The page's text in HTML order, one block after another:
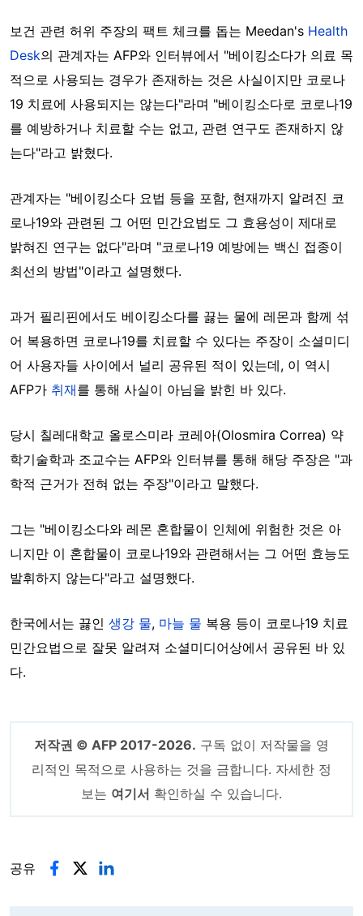
보건 관련 허위 주장의 팩트 체크를 돕는 Meedan's Health
Desk의 관계자는 AFP와 인터뷰에서 "베이킹소다가 의료 목
적으로 사용되는 경우가 존재하는 것은 사실이지만 코로나
19 치료에 사용되지는 않는다"라며 "베이킹소다로 코로나19
를 예방하거나 치료할 수는 없고, 관련 연구도 존재하지 않
는다"라고 밝혔다.
관계자는 "베이킹소다 요법 등을 포함, 현재까지 알려진 코
로나19와 관련된 그 어떤 민간요법도 그 효용성이 제대로
밝혀진 연구는 없다"라며 "코로나19 예방에는 백신 접종이
최선의 방법"이라고 설명했다.
과거 필리핀에서도 베이킹소다를 끓는 물에 레몬과 함께 섞
어 복용하면 코로나19를 치료할 수 있다는 주장이 소셜미디
어 사용자들 사이에서 널리 공유된 적이 있는데, 이 역시
AFP가 취재를 통해 사실이 아님을 밝힌 바 있다.
당시 칠레대학교 올로스미라 코레아(Olosmira Correa) 약
학기술학과 조교수는 AFP와 인터뷰를 통해 해당 주장은 "과
학적 근거가 전혀 없는 주장"이라고 말했다.
그는 "베이킹소다와 레몬 혼합물이 인체에 위험한 것은 아
니지만 이 혼합물이 코로나19와 관련해서는 그 어떤 효능도
발휘하지 않는다"라고 설명했다.
한국에서는 끓인 생강 물, 마늘 물 복용 등이 코로나19 치료
민간요법으로 잘못 알려져 소셜미디어상에서 공유된 바 있
다.
저작권 © AFP 2017-2026. 구독 없이 저작물을 영
리적인 목적으로 사용하는 것을 금합니다. 자세한 정
보는 여기서 확인하실 수 있습니다.
공유